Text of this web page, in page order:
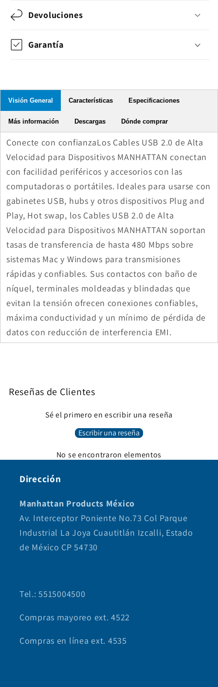
Devoluciones
Garantía
Visión General Características Especificaciones
Más información Descargas Dónde comprar
Conecte con confianzaLos Cables USB 2.0 de Alta
Velocidad para Dispositivos MANHATTAN conectan
con facilidad periféricos y accesorios con las
computadoras o portátiles. Ideales para usarse con
gabinetes USB, hubs y otros dispositivos Plug and
Play, Hot swap, los Cables USB 2.0 de Alta
Velocidad para Dispositivos MANHATTAN soportan
tasas de transferencia de hasta 480 Mbps sobre
sistemas Mac y Windows para transmisiones
rápidas y confiables. Sus contactos con baño de
níquel, terminales moldeadas y blindadas que
evitan la tensión ofrecen conexiones confiables,
máxima conductividad y un mínimo de pérdida de
datos con reducción de interferencia EMI.
Reseñas de Clientes
Sé el primero en escribir una reseña
Escribir una reseña
No se encontraron elementos
Dirección
Manhattan Products México
Av. Interceptor Poniente No.73 Col Parque
Industrial La Joya Cuautitlán Izcalli, Estado
de México CP 54730
Tel.: 5515004500
Compras mayoreo ext. 4522
Compras en línea ext. 4535